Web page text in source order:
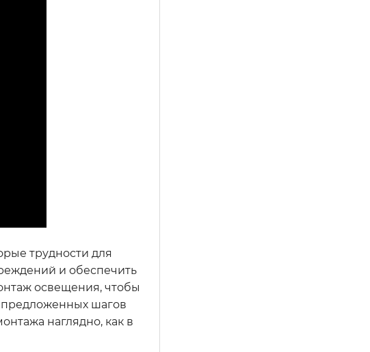
трудности для
и обеспечить
освещения, чтобы
предложенных шагов
наглядно, как в